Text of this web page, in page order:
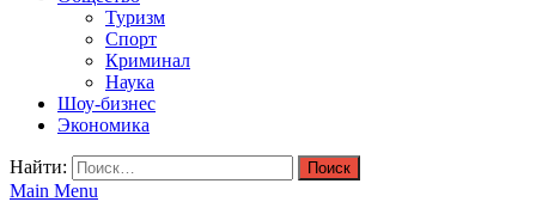
Туризм
Спорт
Криминал
Наука
Шоу-бизнес
Экономика
Найти:
Main Menu